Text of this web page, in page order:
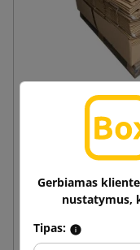
Ilgametė
nuo
Gerbiamas
nustatymus,
Tipas: